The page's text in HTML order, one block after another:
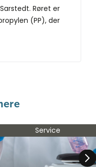
Røret er
(PP), der
Service